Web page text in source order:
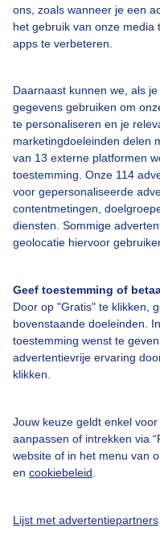
ons, zoals wanneer je een
het gebruik van onze media
apps te verbeteren.
Daarnaast kunnen we, als
gegevens gebruiken om
te personaliseren en je
marketingdoeleinden delen
van 13 externe platformen
toestemming. Onze 114
voor gepersonaliseerde
contentmetingen,
diensten. Sommige
geolocatie hiervoor
Geef toestemming of
Door op "Gratis" te klikken,
bovenstaande doeleinden.
toestemming wenst te
advertentievrije ervaring
klikken.
Jouw keuze geldt enkel
aanpassen of intrekken via
website of in het menu van
en cookiebeleid
Lijst met advertentiepartners
Over Buienradar
Bedrijfsgegevens
Contact
Toegankelijkheid
Gebruikersvoorwaarden
Adverteren
Privacy beleid
Cookie beleid